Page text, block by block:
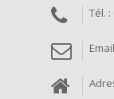
Tél. :